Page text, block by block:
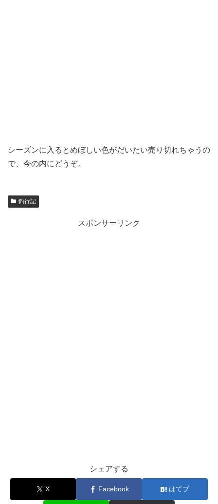
シーズンに入るとめぼしい色がだいたい売り切れちゃうの
で、今の内にどうぞ。
釣行記
スポンサーリンク
シェアする
X Facebook はてブ